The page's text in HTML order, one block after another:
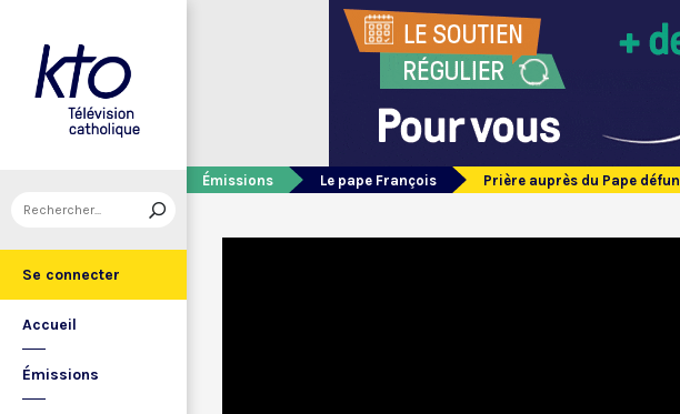
Se connecter
Accueil
Émissions
Émissions Le pape François Prière auprès du Pape